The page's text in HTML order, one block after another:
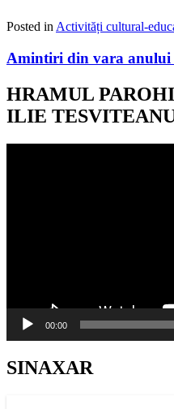
Posted in Activități cultural-
Amintiri din vara anului
HRAMUL
ILIE
00:00
SINAXAR